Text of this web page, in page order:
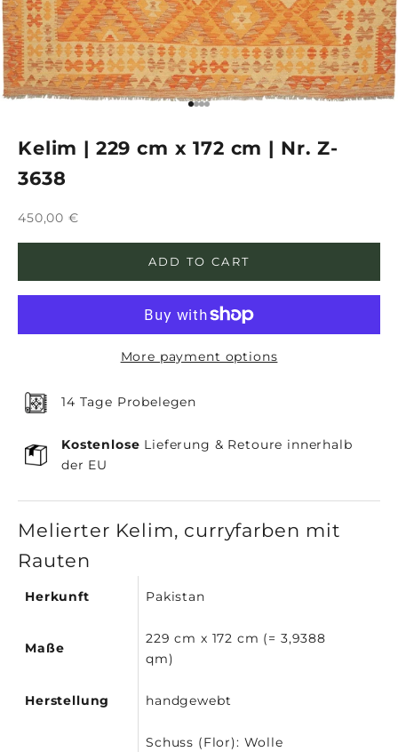
Go to item 1
Go to item 2
Go to item 3
Go to item 4
Kelim | 229 cm x 172 cm | Nr. Z-
3638
Sale price
450,00 €
ADD TO CART
More payment options
14 Tage Probelegen
Kostenlose Lieferung & Retoure innerhalb
der EU
Melierter Kelim, curryfarben mit
Rauten
Herkunft Pakistan
Maße
229 cm x 172 cm (= 3,9388
qm)
Herstellung handgewebt
Schuss (Flor): Wolle